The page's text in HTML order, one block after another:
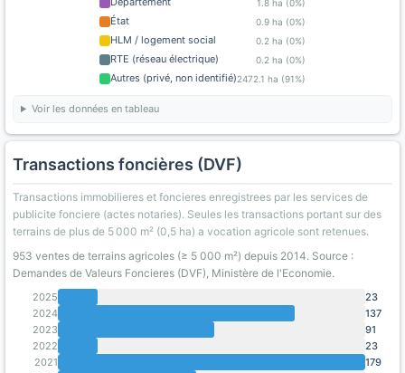
1.8 ha (0%)
État 0.9 ha (0%)
HLM / logement social 0.2 ha (0%)
RTE (réseau électrique) 0.2 ha (0%)
Autres (privé, non identifié)2472.1 ha (91%)
Voir les données en tableau
Transactions foncières (DVF)
Transactions immobilieres et foncieres enregistrees par les services de
publicite fonciere (actes notaries). Seules les transactions portant sur des
terrains de plus de 5 000 m² (0,5 ha) a vocation agricole sont retenues.
953 ventes de terrains agricoles (≥ 5 000 m²) depuis 2014. Source :
Demandes de Valeurs Foncieres (DVF), Ministère de l'Economie.
2025
23
2024
137
2023
91
2022
23
2021
179